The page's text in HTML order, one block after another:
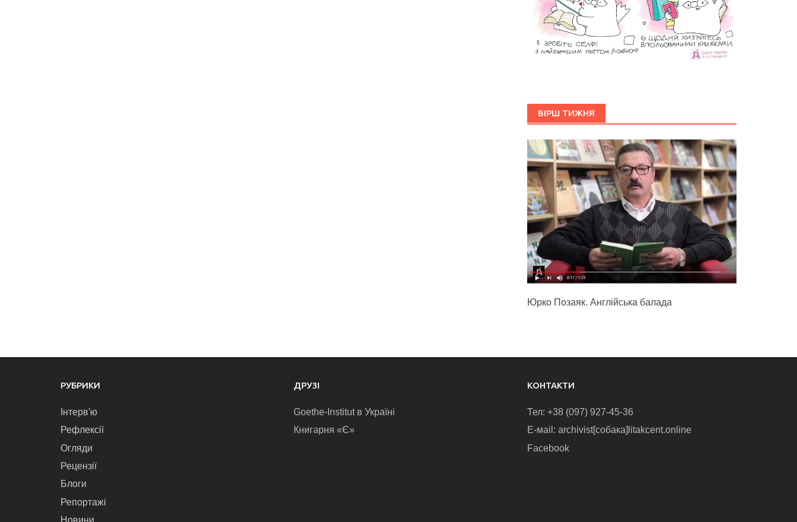
ВІРШ ТИЖНЯ
Юрко Позаяк. Англійська балада
РУБРИКИ
Інтерв'ю
Рефлексії
Огляди
Рецензії
Блоги
Репортажі
Новини
ДРУЗІ
Goethe-Institut в Україні
Книгарня «Є»
КОНТАКТИ
Тел: +38 (097) 927-45-36
E-маіl: archivist[собака]litakcent.online
Facebook